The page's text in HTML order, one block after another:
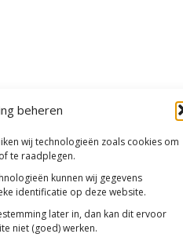
beheren
wij technologieën zoals cookies om
te raadplegen.
kunnen wij gegevens
identificatie op deze website.
later in, dan kan dit ervoor
niet (goed) werken.